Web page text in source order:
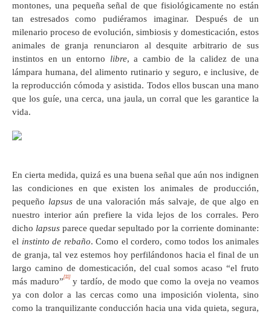
montones, una pequeña señal de que fisiológicamente no están
tan estresados como pudiéramos imaginar. Después de un
milenario proceso de evolución, simbiosis y domesticación, estos
animales de granja renunciaron al desquite arbitrario de sus
instintos en un entorno libre, a cambio de la calidez de una
lámpara humana, del alimento rutinario y seguro, e inclusive, de
la reproducción cómoda y asistida. Todos ellos buscan una mano
que los guíe, una cerca, una jaula, un corral que les garantice la
vida.
En cierta medida, quizá es una buena señal que aún nos indignen
las condiciones en que existen los animales de producción,
pequeño lapsusde una valoración más salvaje, de que algo en
nuestro interior aún prefiere la vida lejos de los corrales. Pero
dicho lapsus parece quedar sepultado por la corriente dominante:
el instinto de rebaño. Como el cordero, como todos los animales
de granja, tal vez estemos hoy perfilándonos hacia el final de un
largo camino de domesticación, del cual somos acaso “el fruto
más maduro”
[11]
y tardío, de modo que como la oveja no veamos
ya con dolor a las cercas como una imposición violenta, sino
como la tranquilizante conducción hacia una vida quieta, segura,